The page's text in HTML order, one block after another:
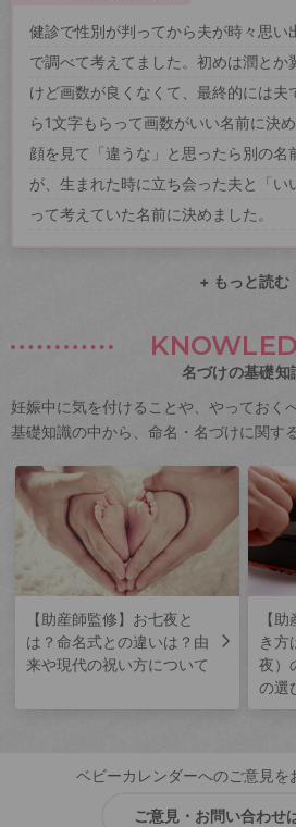
健診で性別が判ってから夫が時々思い
で調べて考えてました。初めは潤とか
けど画数が良くなくて、最終的には夫
ら1文字もらって画数がいい名前に決
顔を見て「違うな」と思ったら別の名
が、生まれた時に立ち会った夫と「い
って考えていた名前に決めました。
+ もっと読む
名づけの基礎知
妊娠中に気を付けることや、やっておく
基礎知識の中から、命名・名づけに関す
【助産師監修】お七夜と
は？命名式との違いは？由
来や現代の祝い方について
【
き方
夜）
の選
ベビーカレンダーへのご意見を
ご意見・お問い合わせ